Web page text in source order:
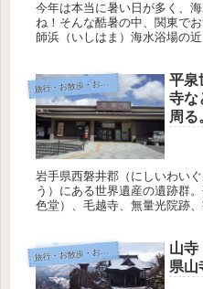
今年は本当に暑い日が多く、
ね！そんな酷暑の中、関東で
師浜（いしはま）海水浴場の
旅
行・お散歩・おでかけ
平泉
寺な
周る
岩手県西磐井郡（にしいわい
う）にある世界遺産の遺跡群
色堂）、毛越寺、無量光院跡
旅
行・お散歩・おでかけ
山寺
県山